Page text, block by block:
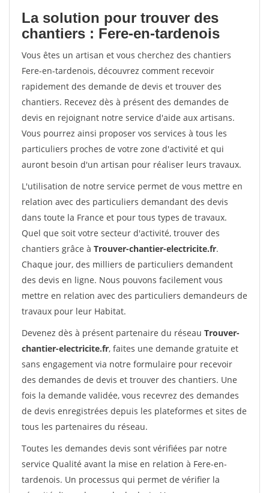
La solution pour trouver des
chantiers : Fere-en-tardenois
Vous êtes un artisan et vous cherchez des chantiers
Fere-en-tardenois, découvrez comment recevoir
rapidement des demande de devis et trouver des
chantiers. Recevez dès à présent des demandes de
devis en rejoignant notre service d'aide aux artisans.
Vous pourrez ainsi proposer vos services à tous les
particuliers proches de votre zone d'activité et qui
auront besoin d'un artisan pour réaliser leurs travaux.
L'utilisation de notre service permet de vous mettre en
relation avec des particuliers demandant des devis
dans toute la France et pour tous types de travaux.
Quel que soit votre secteur d'activité, trouver des
chantiers grâce à Trouver-chantier-electricite.fr.
Chaque jour, des milliers de particuliers demandent
des devis en ligne. Nous pouvons facilement vous
mettre en relation avec des particuliers demandeurs de
travaux pour leur Habitat.
Devenez dès à présent partenaire du réseau Trouver-
chantier-electricite.fr, faites une demande gratuite et
sans engagement via notre formulaire pour recevoir
des demandes de devis et trouver des chantiers. Une
fois la demande validée, vous recevrez des demandes
de devis enregistrées depuis les plateformes et sites de
tous les partenaires du réseau.
Toutes les demandes devis sont vérifiées par notre
service Qualité avant la mise en relation à Fere-en-
tardenois. Un processus qui permet de vérifier la